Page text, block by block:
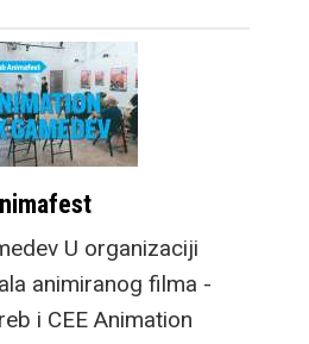
U organizaciji
animiranog filma -
i CEE Animation